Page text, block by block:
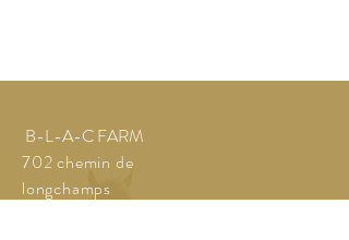
B-L-A-C FARM
702 chemin de
longchamps